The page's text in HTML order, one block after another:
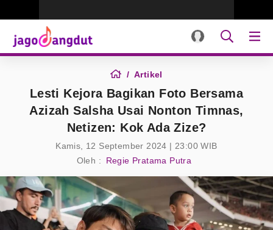
Artikel
Lesti Kejora Bagikan Foto Bersama
Azizah Salsha Usai Nonton Timnas,
Netizen: Kok Ada Zize?
Kamis, 12 September 2024 | 23:00 WIB
Oleh :
Regie Pratama Putra